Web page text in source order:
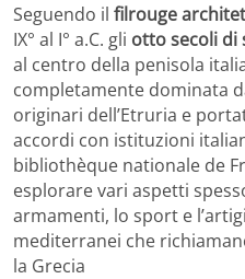
Seguendo il filrouge
IX° al I° a.C. gli otto secoli di
al centro della penisola
completamente dominata
originari dell’Etruria e
accordi con istituzioni
bibliothèque nationale de
esplorare vari aspetti
armamenti, lo sport e
mediterranei che
la Grecia